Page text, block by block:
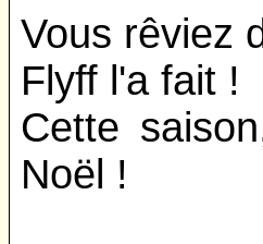
Vous rêviez
Flyff l'a fait !
Cette
Noël !